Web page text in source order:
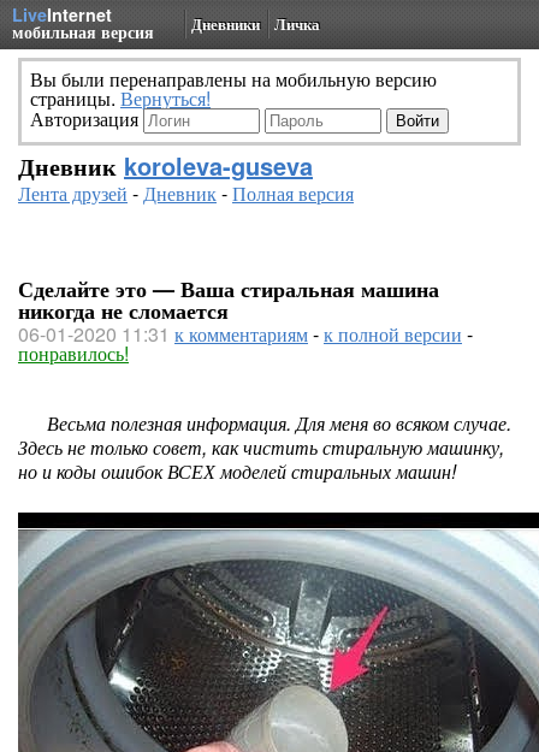
LiveInternet
мобильная версия Дневники Личка
Вы были перенаправлены на мобильную версию
страницы. Вернуться!
Авторизация
Дневник koroleva-guseva
Лента друзей -Дневник-Полная версия
Сделайте это — Ваша стиральная машина
никогда не сломается
06-01-2020 11:31 к комментариям-к полной версии -
понравилось!
Весьма полезная информация. Для меня во всяком случае.
Здесь не только совет, как чистить стиральную машинку,
но и коды ошибок ВСЕХ моделей стиральных машин!